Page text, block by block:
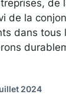
de la
dans tous
2024